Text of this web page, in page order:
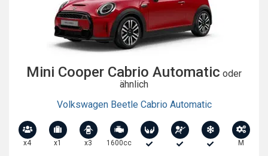
Mini Cooper Cabrio Automatic oder
ähnlich
Volkswagen Beetle Cabrio Automatic
x4 x1 x3 1600cc M